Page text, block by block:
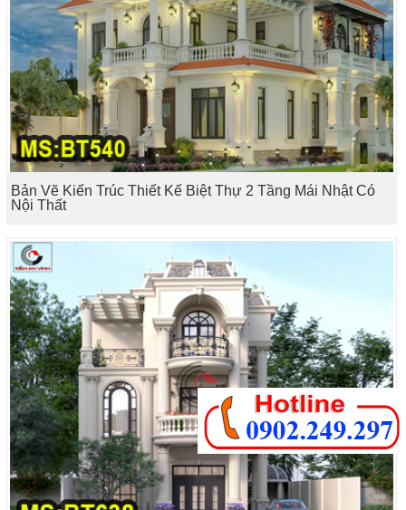
Bản Vẽ Kiến Trúc Thiết Kế Biệt Thự 2 Tầng Mái Nhật Có
Nội Thất